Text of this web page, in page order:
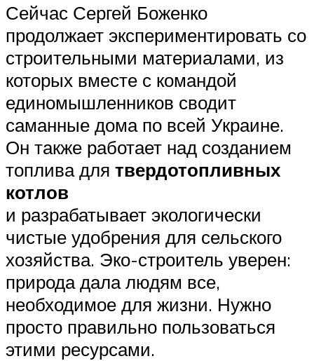
Сейчас Сергей Боженко
продолжает экспериментировать со
строительными материалами, из
которых вместе с командой
единомышленников сводит
саманные дома по всей Украине.
Он также работает над созданием
топлива для твердотопливных
котлов
и разрабатывает экологически
чистые удобрения для сельского
хозяйства. Эко-строитель уверен:
природа дала людям все,
необходимое для жизни. Нужно
просто правильно пользоваться
этими ресурсами.